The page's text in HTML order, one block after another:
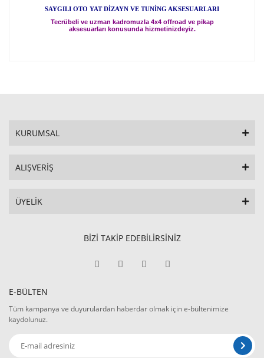
SAYGILI OTO YAT DİZAYN VE TUNİNG AKSESUARLARI
Tecrübeli ve uzman kadromuzla 4x4 offroad ve pikap
aksesuarları konusunda hizmetinizdeyiz.
KURUMSAL
ALIŞVERİŞ
ÜYELİK
BİZİ TAKİP EDEBİLİRSİNİZ
E-BÜLTEN
Tüm kampanya ve duyurulardan haberdar olmak için e-bültenimize
kaydolunuz.